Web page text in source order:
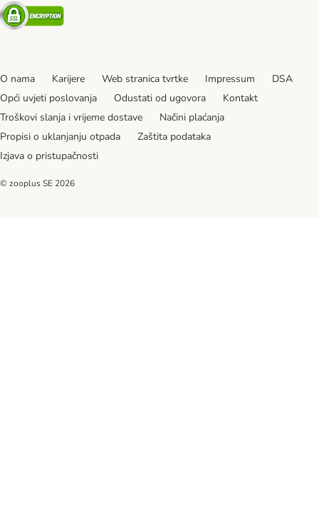
Security
O nama Karijere Web stranica tvrtke Impressum
DSA
Opći uvjeti poslovanja
Odustati od ugovora
Kontakt
Troškovi slanja i vrijeme dostave
Načini plaćanja
Propisi o uklanjanju otpada
Zaštita podataka
Izjava o pristupačnosti
© zooplus SE 2026